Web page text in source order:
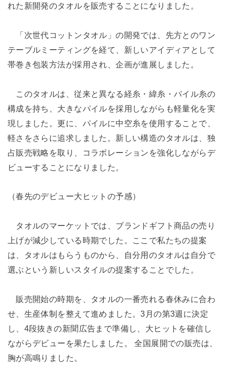
れた新開発のタオルを販売することになりました。
「次世代コットンタオル」の開発では、先方とのワン
テーブルミーティングを経て、新しいアイディアとして
帯巻き包装方法が採用され、企画が進展しました。
このタオルは、従来と異なる経糸・緯糸・パイル糸の
構成を持ち、大きなパイルを採用しながらも軽量化を実
現しました。更に、パイルに中空糸を使用することで、
軽さをさらに追求しました。新しい構造のタオルは、独
占販売戦略を取り、コラボレーションを強化しながらデ
ビューすることになりました。
（春先のデビュー大ヒットの予感）
タオルのマーケットでは、ブランドギフト商品の売り
上げが減少している時期でした。ここで私たちの提案
は、タオルはもらうものから、自分用のタオルは自分で
選ぶという新しいスタイルの提案することでした。
販売開始の時期を、タオルの一番売れる春休みに合わ
せ、生産体制を整えて進めました。3月の第3週に決定
し、4段抜きの新聞広告まで準備し、大ヒットを確信し
ながらデビューを果たしました。 全国展開での販売は、
胸が高鳴りました。